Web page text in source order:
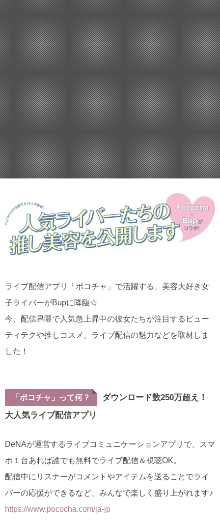
ライブ配信アプリ「ポコチャ」で活躍する、美容大好き女
子ライバーがBupに降臨☆
今、配信界隈で人気急上昇中の彼女たちが注目するビュー
ティテクや推しコスメ、ライブ配信の魅力などを取材しま
した！
「ポコチャ」って何？
ダウンロード数250万超え！
大人気ライブ配信アプリ
DeNAが運営するライブコミュニケーションアプリで、スマ
ホ１台あれば誰でも無料でライブ配信＆視聴OK。
配信中にリスナーがコメントやアイテムを送ることでライ
バーの応援ができるなど、みんなで楽しく盛り上がれます♪
https://www.pococha.com/ja-jp